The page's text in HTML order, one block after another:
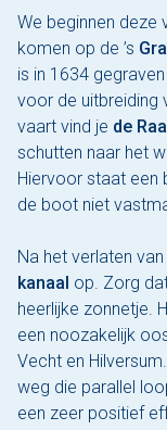
We beginnen deze
komen op de ’s
is in 1634
voor de uitbreiding
vaart vind je de
schutten naar het
Hiervoor staat een
de boot niet
Na het verlaten
kanaal op. Zorg
heerlijke zonnetje.
een noozakelijk
Vecht en
weg die parallel
een zeer positief